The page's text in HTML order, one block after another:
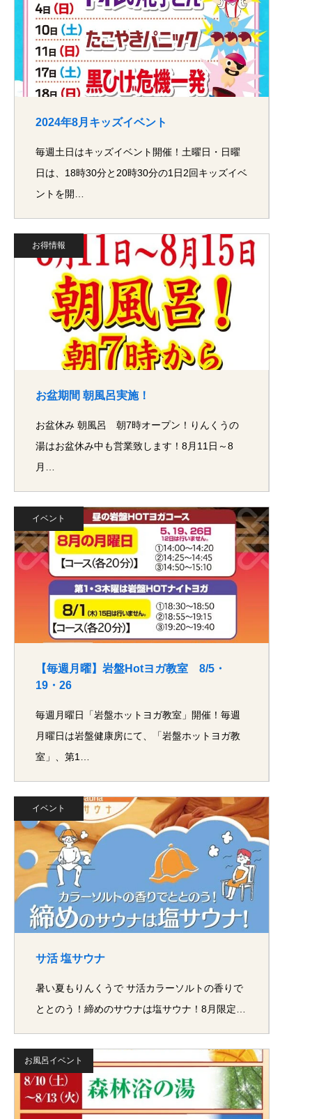
2024年8月キッズイベント
毎週土日はキッズイベント開催！土曜日・日曜
日は、18時30分と20時30分の1日2回キッズイベ
ントを開…
お得情報
お盆期間 朝風呂実施！
お盆休み 朝風呂 朝7時オープン！りんくうの
湯はお盆休み中も営業致します！8月11日～8
月…
イベント
【毎週月曜】岩盤Hotヨガ教室 8/5・
19・26
毎週月曜日「岩盤ホットヨガ教室」開催！毎週
月曜日は岩盤健康房にて、「岩盤ホットヨガ教
室」、第1…
イベント
サ活 塩サウナ
暑い夏もりんくうで サ活カラーソルトの香りで
ととのう！締めのサウナは塩サウナ！8月限定…
お風呂イベント